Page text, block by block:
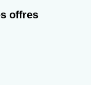
offres